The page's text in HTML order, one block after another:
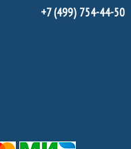
+7 (499) 754-44-50